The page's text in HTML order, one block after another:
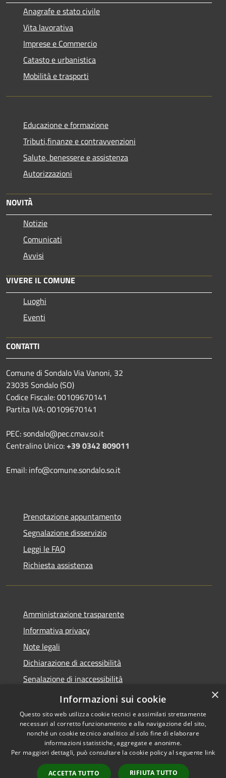
Anagrafe e stato civile
Vita lavorativa
Imprese e Commercio
Catasto e urbanistica
Mobilità e trasporti
Educazione e formazione
Tributi,finanze e contravvenzioni
Salute, benessere e assistenza
Autorizzazioni
NOVITÀ
Notizie
Comunicati
Avvisi
VIVERE IL COMUNE
Luoghi
Eventi
CONTATTI
Comune di Sondalo Via Vanoni, 32
23035 Sondalo (SO)
Codice Fiscale: 00109670141
Partita IVA: 00109670141
PEC: sondalo@pec.cmav.so.it
Centralino Unico:+39 0342 809011
Email: info@comune.sondalo.so.it
Prenotazione appuntamento
Segnalazione disservizio
Leggi le FAQ
Richiesta assistenza
Amministrazione trasparente
Informativa privacy
Note legali
Dichiarazione di accessibilità
Senalazione di inaccessibilità
Whistleblowing segnalazione illeciti
Accessibilità
Copyright © 2026 • Comune di
Sondalo • Powered by
Municipium•
Accesso
×
Informazioni sui cookie
Questo sito web utilizza cookie tecnici e assimilati strettamente
necessari al corretto funzionamento e alla navigazione del sito,
nonché un cookie tecnico analitico al solo fine di elaborare
informazioni statistiche, aggregate e anonime.
Per maggiori dettagli, può consultare la cookie policy al seguente link
ACCETTA TUTTO RIFIUTA TUTTO